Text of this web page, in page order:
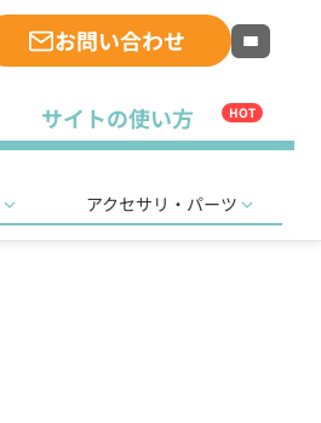
お問い合わせ
サイトの使い方 HOT
アクセサリ・パーツ